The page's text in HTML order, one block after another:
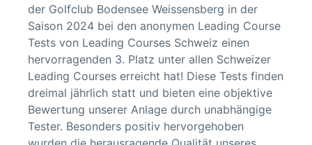
der Golfclub Bodensee Weissensberg in der
Saison 2024 bei den anonymen Leading Course
Tests von Leading Courses Schweiz einen
hervorragenden 3. Platz unter allen Schweizer
Leading Courses erreicht hat! Diese Tests finden
dreimal jährlich statt und bieten eine objektive
Bewertung unserer Anlage durch unabhängige
Tester. Besonders positiv hervorgehoben